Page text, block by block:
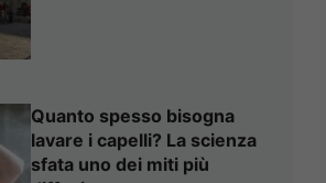
Quanto spesso bisogna
lavare i capelli? La scienza
sfata uno dei miti più